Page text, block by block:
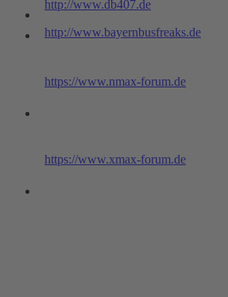
http://www.db407.de
http://www.bayernbusfreaks.de
https://www.nmax-forum.de
https://www.xmax-forum.de